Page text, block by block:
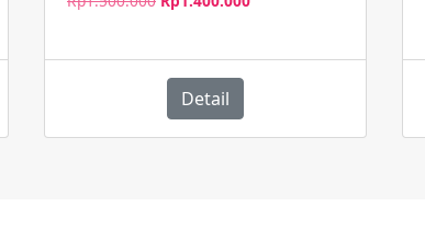
Rp1.500.000.adalah:
Detail